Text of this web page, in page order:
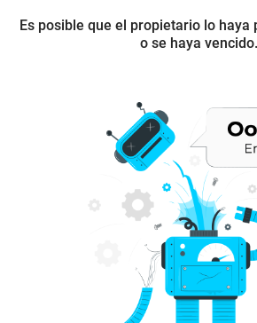
Es posible que el propietario lo haya
o se haya vencido.